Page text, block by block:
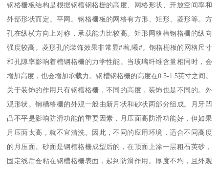
钢格栅板结构是根据钢槽钢格栅的高度、网格形状、开放空间率和
外部形状而定。平网。钢格栅板的网格有方形、矩形、菱形等。方
孔在纵横方向上对称，承载能力比较高。矩形网格槽钢格栅的纵向
强度较高。菱形孔的装饰效果非常显#着,曦#。钢格栅板的网格尺寸
和孔隙率影响着槽钢格栅的力学性能。当玻璃纤维含量相同时，会
增加高度，也会增加承载力。钢槽钢格栅的高度在0.5-1.5英寸之间。
关于装饰的作用只有钢槽格栅，不同的高度，装饰也是不同的。外
观形状。钢槽格栅的外观一般由新月状和砂状两部分组成。月牙凹
凸不平是影响防滑功能的重要因素，月压面高防滑功能好，但如果
月压面太高，就不宜清洗。因此，不同的应用环境，适合不同高度
的月压面。砂面是钢槽格栅成型后的，在顶面上涂一层粗石英砂，
固定线后会粘在钢槽格栅表面，起到防滑作用。厚度不均，且外观